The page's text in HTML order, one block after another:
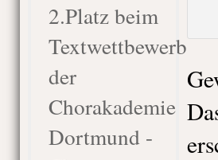
2.Platz beim
Textwettbewerb
der
Chorakademie
Dortmund -